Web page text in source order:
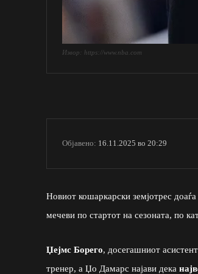
Извор: https://www.nba.com
Објавено: 16.11.2025 во 20:29
Новиот кошаркарски земјотрес
мечеви по стартот на сезоната, по
Џејмс Борего, досегашниот
тренер, а Џо Дамарс најави дека